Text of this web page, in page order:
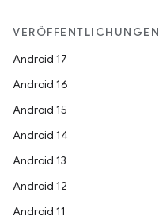
VERÖFFENTLICHUNGEN
Android 17
Android 16
Android 15
Android 14
Android 13
Android 12
Android 11